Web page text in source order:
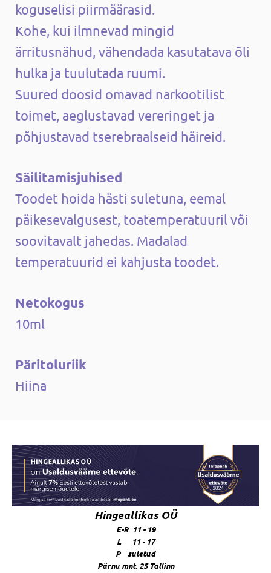
koguselisi piirmäärasid.
Kohe, kui ilmnevad mingid
ärritusnähud, vähendada kasutatava õli
hulka ja tuulutada ruumi.
Suured doosid omavad narkootilist
toimet, aeglustavad vereringet ja
põhjustavad tserebraalseid häireid.
Säilitamisjuhised
Toodet hoida hästi suletuna, eemal
päikesevalgusest, toatemperatuuril või
soovitavalt jahedas. Madalad
temperatuurid ei kahjusta toodet.
Netokogus
10ml
Päritoluriik
Hiina
Hingeallikas OÜ
E-R 11 - 19
L 11 - 17
P suletud
Pärnu mnt. 25 Tallinn